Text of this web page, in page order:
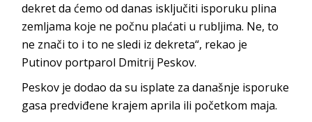
dekret da ćemo od danas isključiti isporuku plina
zemljama koje ne počnu plaćati u rubljima. Ne, to
ne znači to i to ne sledi iz dekreta“, rekao je
Putinov portparol Dmitrij Peskov.
Peskov je dodao da su isplate za današnje isporuke
gasa predviđene krajem aprila ili početkom maja.